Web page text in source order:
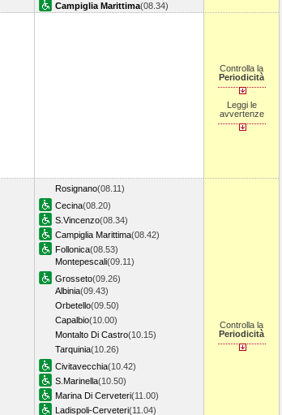
Campiglia Marittima(08.34)
Controlla la
Periodicità
Leggi le
avvertenze
Rosignano(08.11)
Cecina(08.20)
S.Vincenzo(08.34)
Campiglia Marittima(08.42)
Follonica(08.53)
Montepescali(09.11)
Grosseto(09.26)
Albinia(09.43)
Orbetello(09.50)
Capalbio(10.00)
Montalto Di Castro(10.15)
Tarquinia(10.26)
Civitavecchia(10.42)
S.Marinella(10.50)
Marina Di Cerveteri(11.00)
Ladispoli-Cerveteri(11.04)
Controlla la
Periodicità